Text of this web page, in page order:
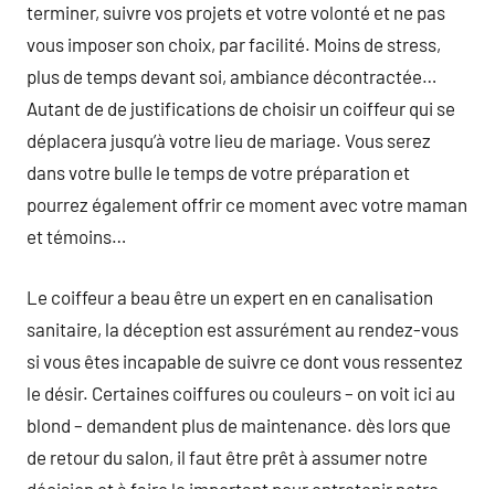
terminer, suivre vos projets et votre volonté et ne pas
vous imposer son choix, par facilité. Moins de stress,
plus de temps devant soi, ambiance décontractée…
Autant de de justifications de choisir un coiffeur qui se
déplacera jusqu’à votre lieu de mariage. Vous serez
dans votre bulle le temps de votre préparation et
pourrez également offrir ce moment avec votre maman
et témoins…
Le coiffeur a beau être un expert en en canalisation
sanitaire, la déception est assurément au rendez-vous
si vous êtes incapable de suivre ce dont vous ressentez
le désir. Certaines coiffures ou couleurs – on voit ici au
blond – demandent plus de maintenance. dès lors que
de retour du salon, il faut être prêt à assumer notre